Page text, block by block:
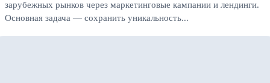
зарубежных рынков через маркетинговые кампании и лендинги.
Основная задача — сохранить уникальность...